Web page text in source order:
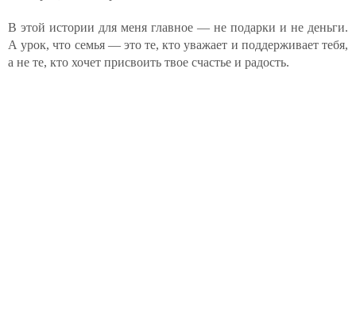
В этой истории для меня главное — не подарки и не деньги.
А урок, что семья — это те, кто уважает и поддерживает тебя,
а не те, кто хочет присвоить твое счастье и радость.